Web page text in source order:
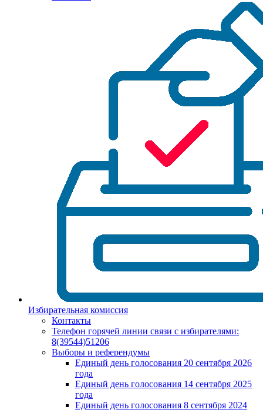
Избирательная комиссия
Контакты
Телефон горячей линии связи с избирателями:
8(39544)51206
Выборы и референдумы
Единый день голосования 20 сентября 2026
года
Единый день голосования 14 сентября 2025
года
Единый день голосования 8 сентября 2024